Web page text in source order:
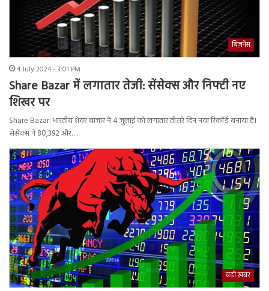
बिज़नेस
4 July 2024 - 3:01 PM
Share Bazar में लगातार तेजी: सेंसेक्स और निफ्टी नए
शिखर पर
Share Bazar: भारतीय शेयर बाजार ने 4 जुलाई को लगातार तीसरे दिन नया रिकॉर्ड बनाया है।
सेंसेक्स ने 80,392 और…
बड़ी ख़बर